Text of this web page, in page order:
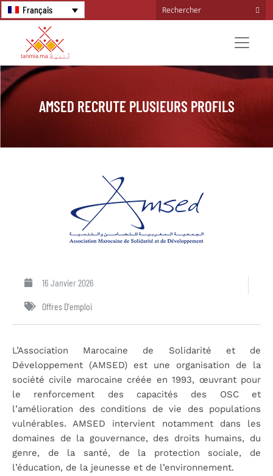
Français
AMSED RECRUTE PLUSIEURS PROFILS
16 Janvier 2026
Offres D'emploi
L’Association Marocaine de Solidarité et de
Développement (AMSED) est une organisation de la
société civile marocaine créée en 1993, œuvrant pour
le renforcement des capacités des OSC et
l’amélioration des conditions de vie des populations
vulnérables. AMSED intervient notamment dans les
domaines de la gouvernance, des droits humains, du
genre, de la santé, de la protection sociale, de
l’éducation, de la jeunesse et de l’environnement.